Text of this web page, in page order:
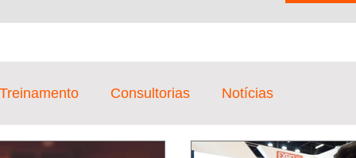
Consultorias Notícias